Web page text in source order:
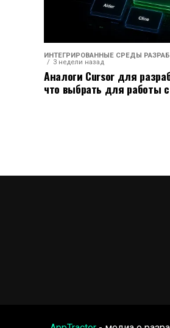
ИНТЕГРИРОВАННЫЕ СРЕДЫ
3 недели назад
Аналоги Cursor для
что выбрать для работы